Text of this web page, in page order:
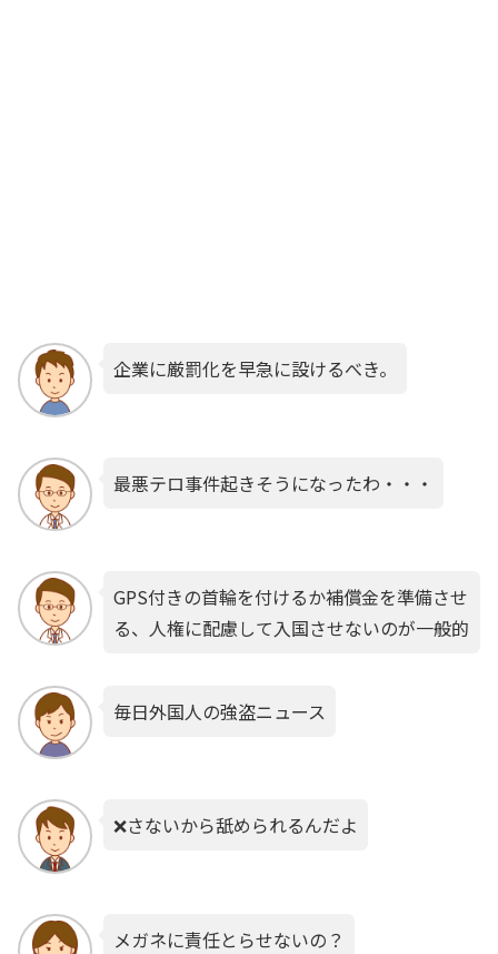
企業に厳罰化を早急に設けるべき。
最悪テロ事件起きそうになったわ・・・
GPS付きの首輪を付けるか補償金を準備させ
る、人権に配慮して入国させないのが一般的
毎日外国人の強盗ニュース
❌さないから舐められるんだよ
メガネに責任とらせないの？